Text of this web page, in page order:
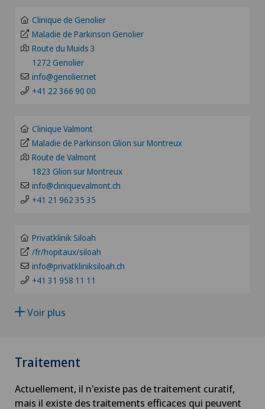
Alter G
Andrologie
Angiographie
Angiologie
Appareillage médical personnalisé
Arthroscopie de l'épaule
Arthroscopie genou
Arthrose de la hanche
Arthrose de l’épaule
Clinique de Valère
Clinique Générale Ste-Anne
Clinique Générale-Beaulieu
Clinique Valmont
Hôpital de La Providence
Hôpital de Saint-Imier
Patients internationaux
Privatklinik Siloah
BE
BS
FR
GE
TI
VS
VD
NE
Clinique de Genolier
Maladie de Parkinson Genolier
Route du Muids 3
1272 Genolier
info@genolier.net
+41 22 366 90 00
Clinique Valmont
Maladie de Parkinson Glion sur Montreux
Route de Valmont
1823 Glion sur Montreux
info@cliniquevalmont.ch
+41 21 962 35 35
Privatklinik Siloah
/fr/hopitaux/siloah
info@privatkliniksiloah.ch
+41 31 958 11 11
Voir plus
Traitement
Actuellement, il n'existe pas de traitement curatif,
mais il existe des traitements efficaces qui peuvent